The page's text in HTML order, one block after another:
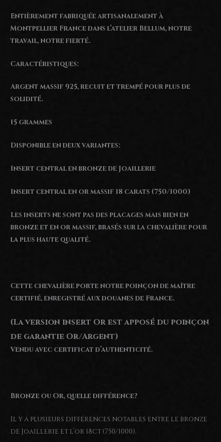
Entièrement fabriquée artisanalement à
Montpellier France dans l’atelier Bellum, notre
travail, notre fierté.
Caractéristiques:
Argent massif 925, recuit et trempé pour plus de
solidité.
15 grammes
Disponible en deux variantes:
Insert central en bronze de Joaillerie
Insert central en or massif 18 carats (750/1000)
Les inserts ne sont pas des placages mais bien en
bronze et en or massif, brasés sur la chevalière pour
la plus haute qualité.
Cette chevalière porte notre poinçon de maître
certifié, enregistré aux douanes de France.
(La version insert Or est apposé du poinçon
de garantie Or/Argent)
Vendu avec certificat d’authenticité.
Bronze ou Or, quelle différence?
Il y a plusieurs différences notables entre le bronze
de Joaillerie et l’or 18ct (750/1000).